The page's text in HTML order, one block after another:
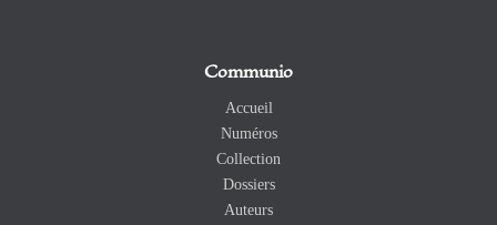
Communio
Accueil
Numéros
Collection
Dossiers
Auteurs